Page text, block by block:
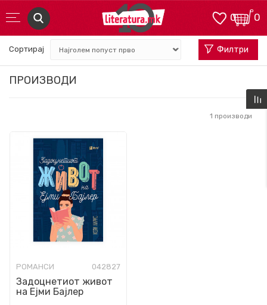
0
0
ПРОИЗВОДИ
Сортирај Филтри
1 производи
РОМАНСИ 042827
Задоцнетиот живот
на Ејми Бајлер